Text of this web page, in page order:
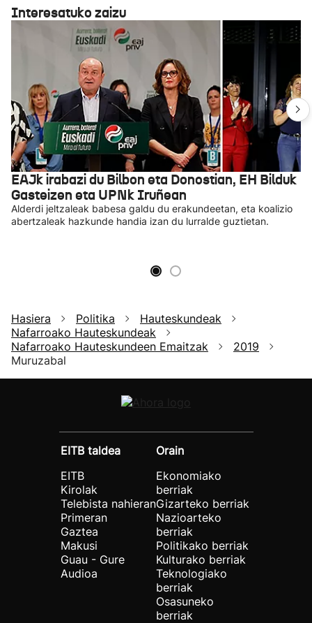
Interesatuko zaizu
EAJk irabazi du Bilbon eta Donostian, EH Bilduk
Gasteizen eta UPNk Iruñean
Alderdi jeltzaleak babesa galdu du erakundeetan, eta koalizio
abertzaleak hazkunde handia izan du lurralde guztietan.
Hasiera Politika
Hauteskundeak
Nafarroako Hauteskundeak
Nafarroako Hauteskundeen Emaitzak
2019
Muruzabal
EITB taldea
EITB
Kirolak
Telebista nahieran
Primeran
Gaztea
Makusi
Guau - Gure
Audioa
Orain
Ekonomiako
berriak
Gizarteko berriak
Nazioarteko
berriak
Politikako berriak
Kulturako berriak
Teknologiako
berriak
Osasuneko
berriak